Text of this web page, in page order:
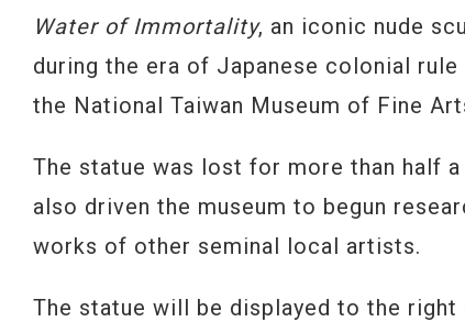
Water of Immortality, an iconic nude
during the era of Japanese colonial
the National Taiwan Museum of Fine
The statue was lost for more than half
also driven the museum to begun
works of other seminal local artists.
The statue will be displayed to the right